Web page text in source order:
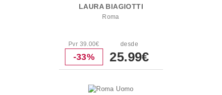
LAURA BIAGIOTTI
Roma
Pvr 39.00€
-33%
desde
25.99€